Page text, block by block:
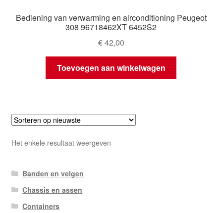
Bediening van verwarming en airconditioning Peugeot
308 96718462XT 6452S2
€42,00
Toevoegen aan winkelwagen
Het enkele resultaat weergeven
Banden en velgen
Chassis en assen
Containers